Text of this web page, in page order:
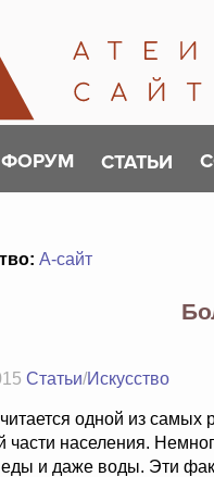
ФОРУМ СТАТЬИ
А-сайт
Статьи/Искусство
одной из самых
части населения.
еды и даже воды. Эти